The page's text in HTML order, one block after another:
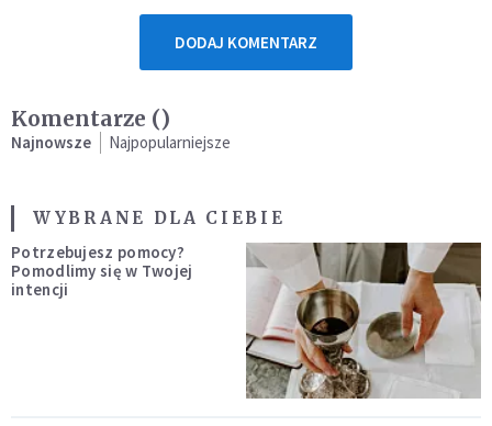
DODAJ KOMENTARZ
Komentarze ()
Najnowsze Najpopularniejsze
WYBRANE DLA CIEBIE
Potrzebujesz pomocy?
Pomodlimy się w Twojej
intencji